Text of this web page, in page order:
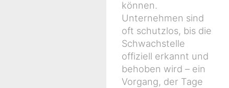
können.
Unternehmen sind
oft schutzlos, bis die
Schwachstelle
offiziell erkannt und
behoben wird – ein
Vorgang, der Tage